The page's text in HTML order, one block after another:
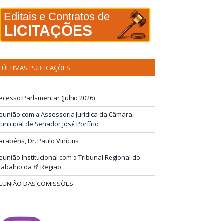
Editais e Contratos de
LICITAÇÕES
ÚLTIMAS PUBLICAÇÕES
Parlamentar (Julho 2026)
com a Assessoria Jurídica da Câmara
de Senador José Porfírio
Dr. Paulo Vinícius
Institucional com o Tribunal Regional do
da 8ª Região
DAS COMISSÕES